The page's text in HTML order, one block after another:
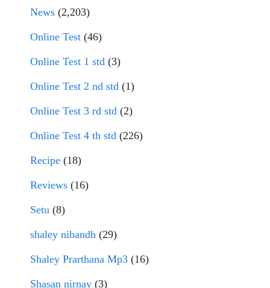
News (2,203)
Online Test (46)
Online Test 1 std (3)
Online Test 2 nd std (1)
Online Test 3 rd std (2)
Online Test 4 th std (226)
Recipe (18)
Reviews (16)
Setu (8)
shaley nibandh (29)
Shaley Prarthana Mp3 (16)
Shasan nirnay (3)